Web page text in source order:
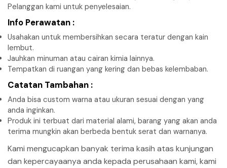
Pelanggan kami untuk penyelesaian.
Info Perawatan :
Usahakan untuk membersihkan secara teratur dengan kain
lembut.
Jauhkan minuman atau cairan kimia lainnya.
Tempatkan di ruangan yang kering dan bebas kelembaban.
Catatan Tambahan :
Anda bisa custom warna atau ukuran sesuai dengan yang
anda inginkan.
Produk ini terbuat dari material alami, barang yang akan anda
terima mungkin akan berbeda bentuk serat dan warnanya.
Kami mengucapkan banyak terima kasih atas kunjungan
dan kepercayaanya anda kepada perusahaan kami, kami